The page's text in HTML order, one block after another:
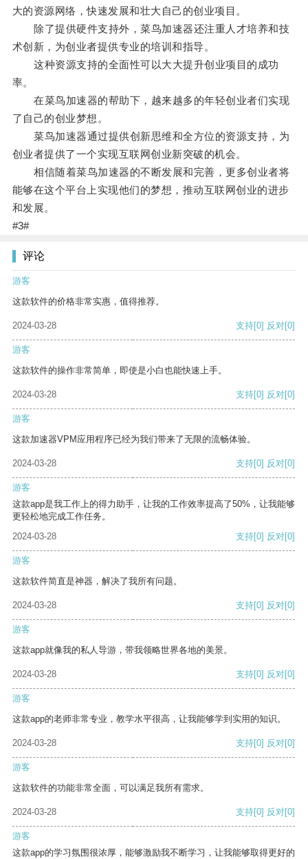
大的资源网络，快速发展和壮大自己的创业项目。
除了提供硬件支持外，菜鸟加速器还注重人才培养和技
术创新，为创业者提供专业的培训和指导。
这种资源支持的全面性可以大大提升创业项目的成功
率。
在菜鸟加速器的帮助下，越来越多的年轻创业者们实现
了自己的创业梦想。
菜鸟加速器通过提供创新思维和全方位的资源支持，为
创业者提供了一个实现互联网创业新突破的机会。
相信随着菜鸟加速器的不断发展和完善，更多创业者将
能够在这个平台上实现他们的梦想，推动互联网创业的进步
和发展。
#3#
评论
游客
这款软件的价格非常实惠，值得推荐。
2024-03-28 支持[0] 反对[0]
游客
这款软件的操作非常简单，即使是小白也能快速上手。
2024-03-28 支持[0] 反对[0]
游客
这款加速器VPM应用程序已经为我们带来了无限的流畅体验。
2024-03-28 支持[0] 反对[0]
游客
这款app是我工作上的得力助手，让我的工作效率提高了50%，让我能够
更轻松地完成工作任务。
2024-03-28
支持[0] 反对[0]
游客
这款软件简直是神器，解决了我所有问题。
2024-03-28 支持[0] 反对[0]
游客
这款app就像我的私人导游，带我领略世界各地的美景。
2024-03-28 支持[0] 反对[0]
游客
这款app的老师非常专业，教学水平很高，让我能够学到实用的知识。
2024-03-28 支持[0] 反对[0]
游客
这款软件的功能非常全面，可以满足我所有需求。
2024-03-28 支持[0] 反对[0]
游客
这款app的学习氛围很浓厚，能够激励我不断学习，让我能够取得更好的